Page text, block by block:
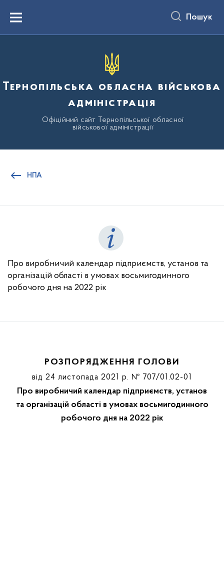
вмістуMenu Пошук
Тернопільська обласна військова
адміністрація
Офіційний сайт Тернопільської обласної
військової адміністрації
НПА
Про виробничий календар підприємств, установ та
організацій області в умовах восьмигодинного
робочого дня на 2022 рік
РОЗПОРЯДЖЕННЯ ГОЛОВИ
від 24 листопада 2021 р. № 707/01.02-01
Про виробничий календар підприємств, установ
та організацій області в умовах восьмигодинного
робочого дня на 2022 рік